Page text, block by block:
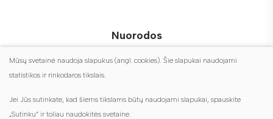
Nuorodos
DUK
Duomenų apsauga
Turite klausimų?
Mūsų svetainė naudoja slapukus (angl. cookies). Šie slapukai naudojami
statistikos ir rinkodaros tikslais.
Jei Jūs sutinkate, kad šiems tikslams būtų naudojami slapukai, spauskite
„Sutinku“ ir toliau naudokitės svetaine.